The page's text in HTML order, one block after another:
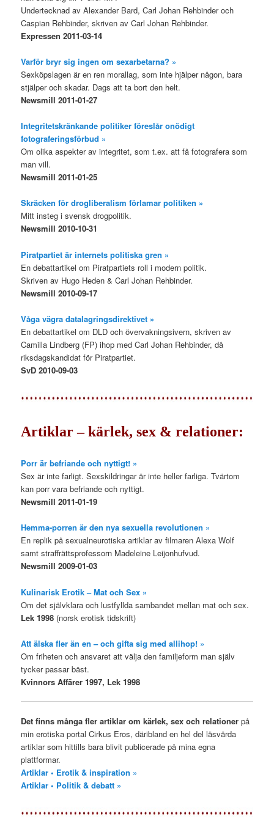
Undertecknad av Alexander Bard, Carl Johan Rehbinder och
Caspian Rehbinder, skriven av Carl Johan Rehbinder.
Expressen 2011-03-14
Varför bryr sig ingen om sexarbetarna? »
Sexköpslagen är en ren morallag, som inte hjälper någon, bara
stjälper och skadar. Dags att ta bort den helt.
Newsmill 2011-01-27
Integritetskränkande politiker föreslår onödigt
fotograferingsförbud »
Om olika aspekter av integritet, som t.ex. att få fotografera som
man vill.
Newsmill 2011-01-25
Skräcken för drogliberalism förlamar politiken »
Mitt insteg i svensk drogpolitik.
Newsmill 2010-10-31
Piratpartiet är internets politiska gren »
En debattartikel om Piratpartiets roll i modern politik.
Skriven av Hugo Heden & Carl Johan Rehbinder.
Newsmill 2010-09-17
Våga vägra datalagringsdirektivet »
En debattartikel om DLD och övervakningsivern, skriven av
Camilla Lindberg (FP) ihop med Carl Johan Rehbinder, då
riksdagskandidat för Piratpartiet.
SvD 2010-09-03
Artiklar – kärlek, sex & relationer:
Porr är befriande och nyttigt! »
Sex är inte farligt. Sexskildringar är inte heller farliga. Tvärtom
kan porr vara befriande och nyttigt.
Newsmill 2011-01-19
Hemma-porren är den nya sexuella revolutionen »
En replik på sexualneurotiska artiklar av filmaren Alexa Wolf
samt straffrättsprofessorn Madeleine Leijonhufvud.
Newsmill 2009-01-03
Kulinarisk Erotik – Mat och Sex »
Om det självklara och lustfyllda sambandet mellan mat och sex.
Lek 1998 (norsk erotisk tidskrift)
Att älska fler än en – och gifta sig med allihop! »
Om friheten och ansvaret att välja den familjeform man själv
tycker passar bäst.
Kvinnors Affärer 1997, Lek 1998
Det finns många fler artiklar om kärlek, sex och relationer på
min erotiska portal Cirkus Eros, däribland en hel del läsvärda
artiklar som hittills bara blivit publicerade på mina egna
plattformar.
Artiklar • Erotik & inspiration »
Artiklar • Politik & debatt »